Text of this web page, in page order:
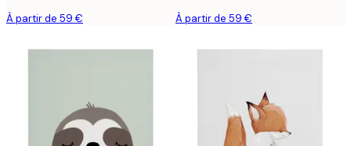
À partir de 59 € À partir de 59 €